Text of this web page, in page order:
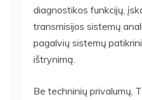
diagnostikos funkcijų,
transmisijos sistemų
pagalvių sistemų
ištrynimą.
Be techninių privalumų,